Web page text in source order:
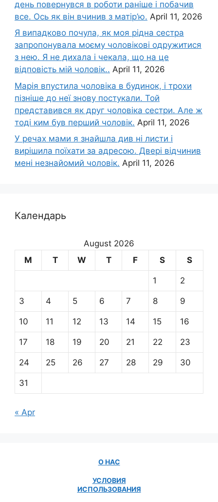
день повернувся в роботи раніше і побачив
все. Ось як він вчинив з матір’ю. April 11, 2026
Я випадково почула, як моя рідна сестра
запропонувала моєму чоловікові одружитися
з нею. Я не дихала і чекала, що на це
відповість мій чоловік.. April 11, 2026
Марія впустила чоловіка в будинок, і трохи
пізніше до неї знову постукали. Той
представився як друг чоловіка сестри. Але ж
тоді ким був перший чоловік. April 11, 2026
У речах мами я знайшла див ні листи і
вирішила поїхати за адресою. Двері відчинив
мені незнайомий чоловік. April 11, 2026
Календарь
August 2026
M
T W T F S S
1 2
3 4 5 6 7 8 9
10 11 12 13 14 15 16
17 18 19 20 21 22 23
24 25 26 27 28 29 30
31
« Apr
О НАС
УСЛОВИЯ
ИСПОЛЬЗОВАНИЯ